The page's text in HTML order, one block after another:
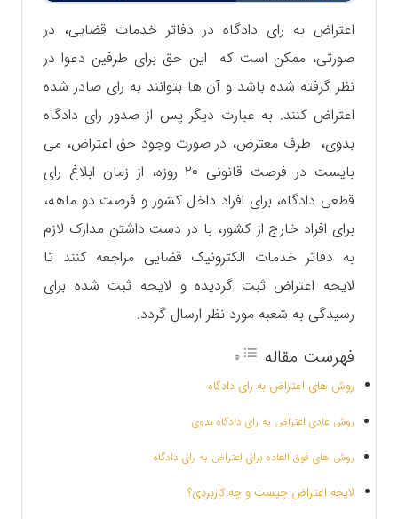
اعتراض به رای دادگاه در دفاتر خدمات قضایی، در
صورتی، ممکن است که این حق برای طرفین دعوا در
نظر گرفته شده باشد و آن ها بتوانند به رای صادر شده
اعتراض کنند. به عبارت دیگر پس از صدور رای دادگاه
بدوی، طرف معترض، در صورت وجود حق اعتراض، می
‌بایست در فرصت قانونی ۲۰ روزه، از زمان ابلاغ رای
قطعی دادگاه، برای افراد داخل کشور و فرصت دو ماهه،
برای افراد خارج از کشور، با در دست داشتن مدارک لازم
به دفاتر خدمات الکترونیک قضایی مراجعه کنند تا
لایحه اعتراض ثبت گردیده و لایحه ثبت شده برای
رسیدگی به شعبه مورد نظر ارسال گردد.
فهرست مقاله
روش های اعتراض به رای دادگاه
روش عادی اعتراض به رای دادگاه بدوی
روش های فوق العاده برای اعتراض به رای دادگاه
لایحه اعتراض چیست و چه کاربردی؟